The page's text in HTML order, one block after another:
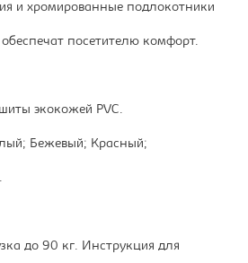
и хромированные подлокотники
посетителю комфорт.
экокожей PVC.
Бежевый; Красный;
до 90 кг. Инструкция для